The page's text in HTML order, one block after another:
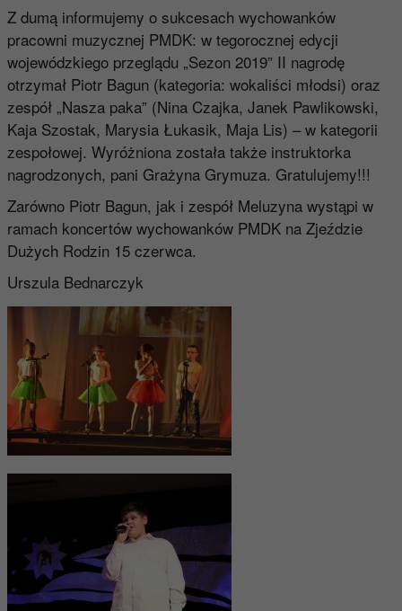
Z dumą informujemy o sukcesach wychowanków
pracowni muzycznej PMDK: w tegorocznej edycji
wojewódzkiego przeglądu „Sezon 2019” II nagrodę
otrzymał Piotr Bagun (kategoria: wokaliści młodsi) oraz
zespół „Nasza paka” (Nina Czajka, Janek Pawlikowski,
Kaja Szostak, Marysia Łukasik, Maja Lis) – w kategorii
zespołowej. Wyróżniona została także instruktorka
nagrodzonych, pani Grażyna Grymuza. Gratulujemy!!!
Zarówno Piotr Bagun, jak i zespół Meluzyna wystąpi w
ramach koncertów wychowanków PMDK na Zjeździe
Dużych Rodzin 15 czerwca.
Urszula Bednarczyk